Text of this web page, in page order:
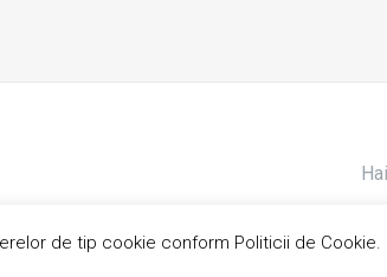
de tip cookie conform Politicii de Cookie.